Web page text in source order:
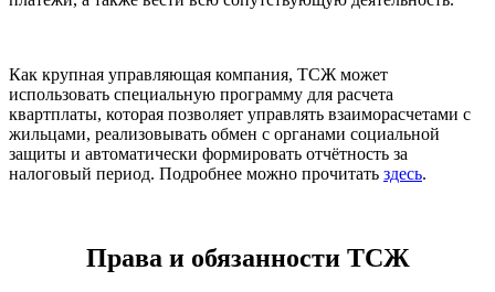
Как крупная управляющая компания, ТСЖ может
использовать специальную программу для расчета
квартплаты, которая позволяет управлять взаиморасчетами с
жильцами, реализовывать обмен с органами социальной
защиты и автоматически формировать отчётность за
налоговый период. Подробнее можно прочитать здесь.
Права и обязанности ТСЖ